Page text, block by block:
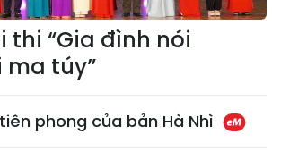
thi “Gia đình nói
ma túy”
phong của bản Hà Nhì